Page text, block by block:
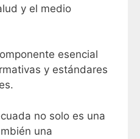
y el medio
esencial
y estándares
no solo es una
una